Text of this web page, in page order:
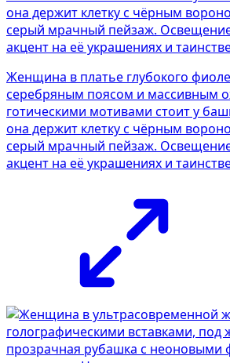
Женщина в платье глубокого
серебряным поясом и массивным
готическими мотивами стоит у
она держит клетку с чёрным
серый мрачный пейзаж.
акцент на её украшениях и